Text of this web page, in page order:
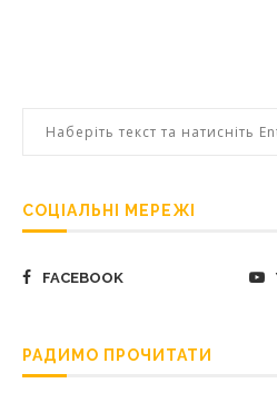
СОЦІАЛЬНІ МЕРЕЖІ
FACEBOOK
РАДИМО ПРОЧИТАТИ